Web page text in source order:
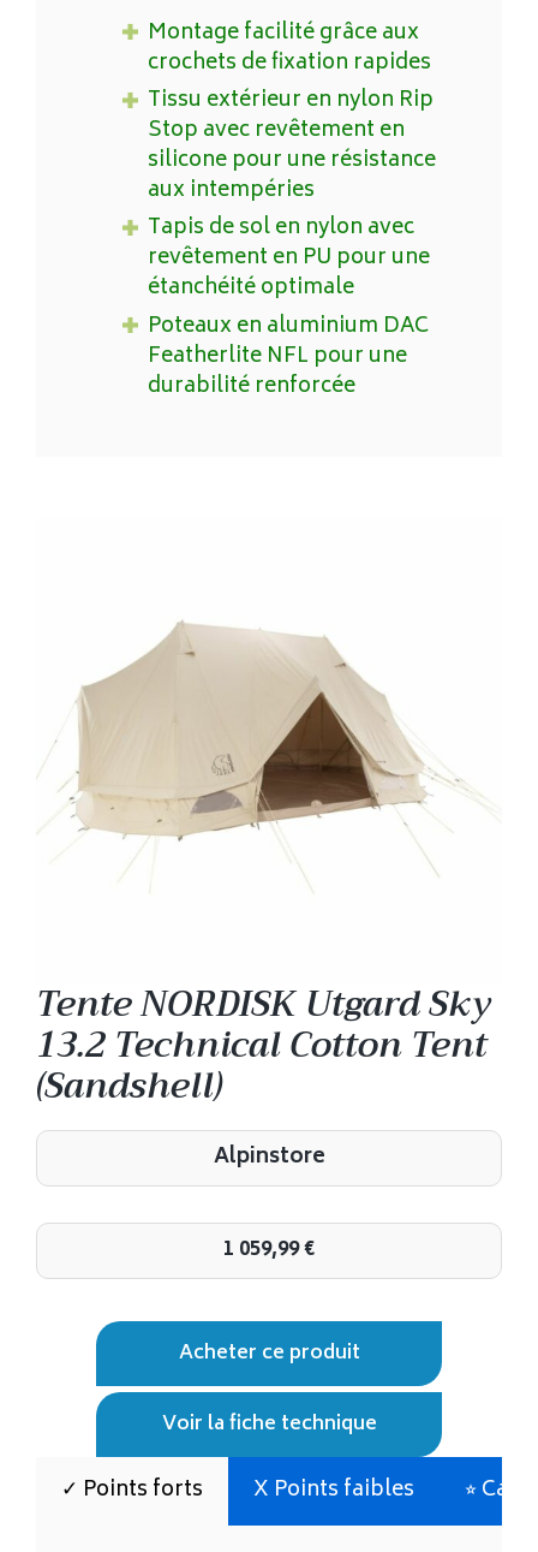
Montage facilité grâce aux
crochets de fixation rapides
Tissu extérieur en nylon Rip
Stop avec revêtement en
silicone pour une résistance
aux intempéries
Tapis de sol en nylon avec
revêtement en PU pour une
étanchéité optimale
Poteaux en aluminium DAC
Featherlite NFL pour une
durabilité renforcée
Tente NORDISK Utgard Sky
13.2 Technical Cotton Tent
(Sandshell)
Alpinstore
1 059,99€
Acheter ce produit
Voir la fiche technique
✓ Points forts X Points faibles ⭐︎